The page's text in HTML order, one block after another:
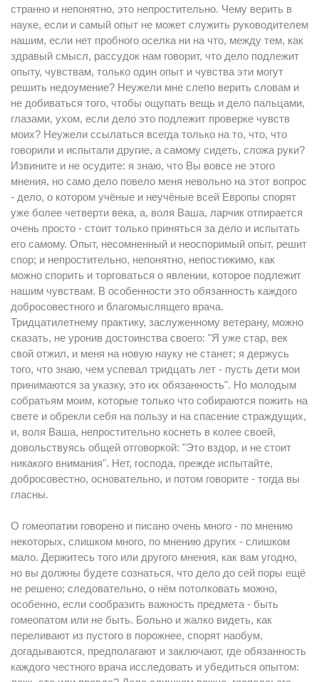
странно и непонятно, это непростительно. Чему верить в
науке, если и самый опыт не может служить руководителем
нашим, если нет пробного оселка ни на что, между тем, как
здравый смысл, рассудок нам говорит, что дело подлежит
опыту, чувствам, только один опыт и чувства эти могут
решить недоумение? Неужели мне слепо верить словам и
не добиваться того, чтобы ощупать вещь и дело пальцами,
глазами, ухом, если дело это подлежит проверке чувств
моих? Неужели ссылаться всегда только на то, что, что
говорили и испытали другие, а самому сидеть, сложа руки?
Извините и не осудите: я знаю, что Вы вовсе не этого
мнения, но само дело повело меня невольно на этот вопрос
- дело, о котором учёные и неучёные всей Европы спорят
уже более четверти века, а, воля Ваша, ларчик отпирается
очень просто - стоит только приняться за дело и испытать
его самому. Опыт, несомненный и неоспоримый опыт, решит
спор; и непростительно, непонятно, непостижимо, как
можно спорить и торговаться о явлении, которое подлежит
нашим чувствам. В особенности это обязанность каждого
добросовестного и благомыслящего врача.
Тридцатилетнему практику, заслуженному ветерану, можно
сказать, не уронив достоинства своего: "Я уже стар, век
свой отжил, и меня на новую науку не станет; я держусь
того, что знаю, чем успевал тридцать лет - пусть дети мои
принимаются за указку, это их обязанность". Но молодым
собратьям моим, которые только что собираются пожить на
свете и обрекли себя на пользу и на спасение страждущих,
и, воля Ваша, непростительно коснеть в колее своей,
довольствуясь общей отговоркой: "Это вздор, и не стоит
никакого внимания". Нет, господа, прежде испытайте,
добросовестно, основательно, и потом говорите - тогда вы
гласны.
О гомеопатии говорено и писано очень много - по мнению
некоторых, слишком много, по мнению других - слишком
мало. Держитесь того или другого мнения, как вам угодно,
но вы должны будете сознаться, что дело до сей поры ещё
не решено; следовательно, о нём потолковать можно,
особенно, если сообразить важность предмета - быть
гомеопатом или не быть. Больно и жалко видеть, как
переливают из пустого в порожнее, спорят наобум,
догадываются, предполагают и заключают, где обязанность
каждого честного врача исследовать и убедиться опытом: